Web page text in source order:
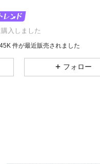
75K
購入しました
45K 件が最近販売されました
フォロー